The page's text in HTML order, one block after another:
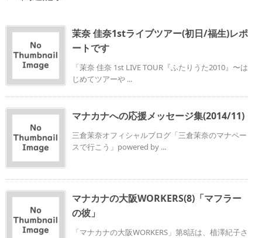
茉奈 佳奈1stライブツアー(初日/福生)レポ
ートです
「茉奈 佳奈 1st LIVE TOUR『ふたりうた2010』〜は
じめてツアーや ...
マナカナへの応援メッセージ集(2014/11)
三倉茉奈オフィシャルブログ「三倉茉奈のマナペー
スで行こう」powered by ...
マナカナの大阪WORKERS(8)「マフラー
の彼」
「マナカナの大阪WORKERS」第8話は、植澤紀子さ